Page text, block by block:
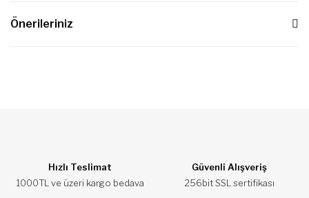
Önerileriniz
Ürün açıklamasında eksik bilgiler bulunuyor.
Ürün bilgilerinde hatalar bulunuyor.
Hızlı Teslimat
1000TL ve üzeri kargo bedava
Güvenli Alışveriş
256bit SSL sertifikası